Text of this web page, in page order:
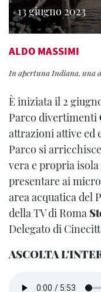
13 giugno 2023
ALDO MASSIMI
In apertuna Indiana, una
È iniziata il 2
Parco divertimenti
attrazioni attive ed
Parco si
vera e propria
presentare ai
area acquatica del
della TV di Roma
Delegato di
ASCOLTA